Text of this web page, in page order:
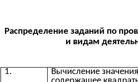
Распределение заданий по
и видам
1.
Вычисление